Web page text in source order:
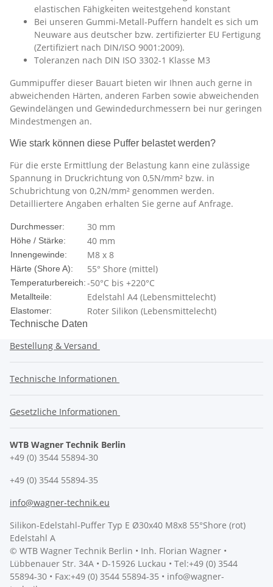
elastischen Fähigkeiten weitestgehend konstant
Bei unseren Gummi-Metall-Puffern handelt es sich um
Neuware aus deutscher bzw. zertifizierter EU Fertigung
(Zertifiziert nach DIN/ISO 9001:2009).
Toleranzen nach DIN ISO 3302-1 Klasse M3
Gummipuffer dieser Bauart bieten wir Ihnen auch gerne in
abweichenden Härten, anderen Farben sowie abweichenden
Gewindelängen und Gewindedurchmessern bei nur geringen
Mindestmengen an.
Wie stark können diese Puffer belastet werden?
Für die erste Ermittlung der Belastung kann eine zulässige
Spannung in Druckrichtung von 0,5N/mm² bzw. in
Schubrichtung von 0,2N/mm² genommen werden.
Detailliertere Angaben erhalten Sie gerne auf Anfrage.
Technische Daten
Durchmesser: 30 mm
Höhe / Stärke: 40 mm
Innengewinde: M8 x 8
Härte (Shore A): 55° Shore (mittel)
Temperaturbereich:-50°C bis +220°C
Metallteile: Edelstahl A4 (Lebensmittelecht)
Elastomer: Roter Silikon (Lebensmittelecht)
Bestellung & Versand
Technische Informationen
Gesetzliche Informationen
WTB Wagner Technik Berlin
+49 (0) 3544 55894-30
+49 (0) 3544 55894-35
info@wagner-technik.eu
Silikon-Edelstahl-Puffer Typ E Ø30x40 M8x8 55°Shore (rot)
Edelstahl A
© WTB Wagner Technik Berlin • Inh. Florian Wagner •
Lübbenauer Str. 34A • D-15926 Luckau • Tel:+49 (0) 3544
55894-30 • Fax:+49 (0) 3544 55894-35 • info@wagner-